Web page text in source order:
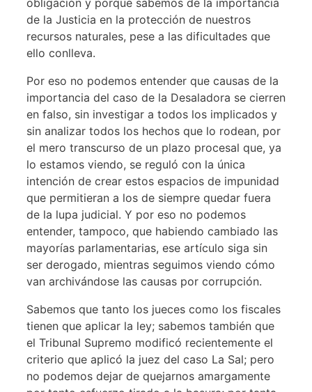
de la Justicia en la protección de nuestros
recursos naturales, pese a las dificultades que
ello conlleva.
Por eso no podemos entender que causas de la
importancia del caso de la Desaladora se cierren
en falso, sin investigar a todos los implicados y
sin analizar todos los hechos que lo rodean, por
el mero transcurso de un plazo procesal que, ya
lo estamos viendo, se reguló con la única
intención de crear estos espacios de impunidad
que permitieran a los de siempre quedar fuera
de la lupa judicial. Y por eso no podemos
entender, tampoco, que habiendo cambiado las
mayorías parlamentarias, ese artículo siga sin
ser derogado, mientras seguimos viendo cómo
van archivándose las causas por corrupción.
Sabemos que tanto los jueces como los fiscales
tienen que aplicar la ley; sabemos también que
el Tribunal Supremo modificó recientemente el
criterio que aplicó la juez del caso La Sal; pero
no podemos dejar de quejarnos amargamente